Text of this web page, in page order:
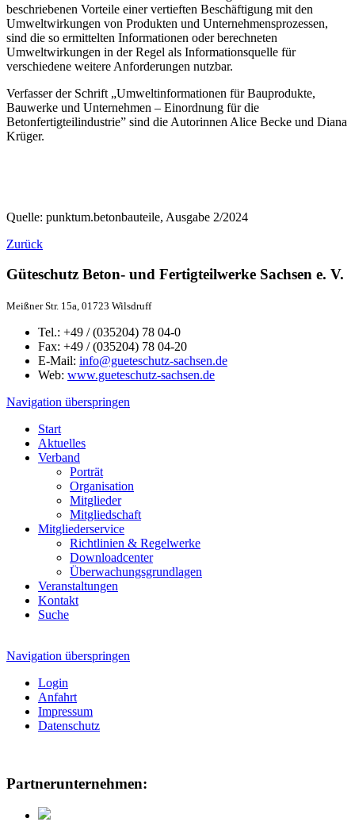
beschriebenen Vorteile einer vertieften Beschäftigung mit den
Umweltwirkungen von Produkten und Unternehmensprozessen,
sind die so ermittelten Informationen oder berechneten
Umweltwirkungen in der Regel als Informationsquelle für
verschiedene weitere Anforderungen nutzbar.
Verfasser der Schrift „Umweltinformationen für Bauprodukte,
Bauwerke und Unternehmen – Einordnung für die
Betonfertigteilindustrie” sind die Autorinnen Alice Becke und Diana
Krüger.
Quelle: punktum.betonbauteile, Ausgabe 2/2024
Zurück
Güteschutz Beton- und Fertigteilwerke Sachsen e. V.
Meißner Str. 15a, 01723 Wilsdruff
Tel.: +49 / (035204) 78 04-0
Fax: +49 / (035204) 78 04-20
E-Mail: info@gueteschutz-sachsen.de
Web: www.gueteschutz-sachsen.de
Navigation überspringen
Start
Aktuelles
Verband
Porträt
Organisation
Mitglieder
Mitgliedschaft
Mitgliederservice
Richtlinien & Regelwerke
Downloadcenter
Überwachungsgrundlagen
Veranstaltungen
Kontakt
Suche
Navigation überspringen
Login
Anfahrt
Impressum
Datenschutz
Partnerunternehmen: